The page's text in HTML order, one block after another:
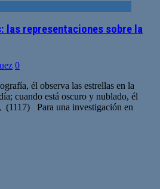
las representaciones sobre la
0
él observa las estrellas en la
cuando está oscuro y nublado, él
(1117) Para una investigación en